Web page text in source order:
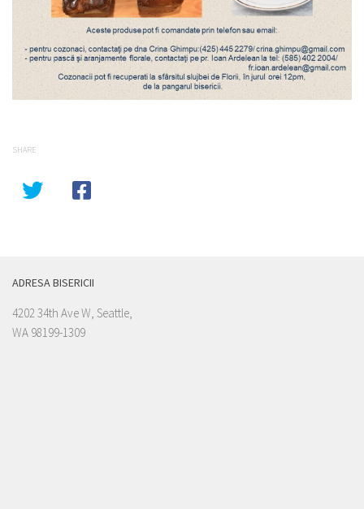
SHARE
ADRESA BISERICII
4202 34th Ave W, Seattle,
WA 98199-1309